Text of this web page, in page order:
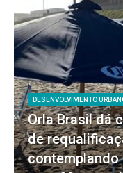
DESENVOLVIMENTO
Orla Brasil dá
de